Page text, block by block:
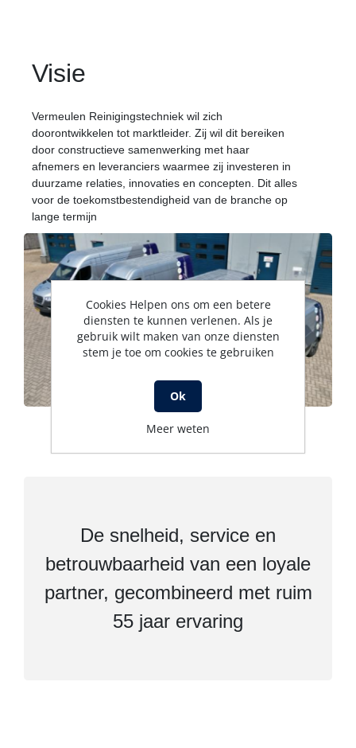
Visie
Vermeulen Reinigingstechniek wil zich
doorontwikkelen tot marktleider. Zij wil dit bereiken
door constructieve samenwerking met haar
afnemers en leveranciers waarmee zij investeren in
duurzame relaties, innovaties en concepten. Dit alles
voor de toekomstbestendigheid van de branche op
lange termijn
De snelheid, service en
betrouwbaarheid van een loyale
partner, gecombineerd met ruim
55 jaar ervaring
Cookies Helpen ons om een betere
diensten te kunnen verlenen. Als je
gebruik wilt maken van onze diensten
stem je toe om cookies te gebruiken
Ok
Meer weten